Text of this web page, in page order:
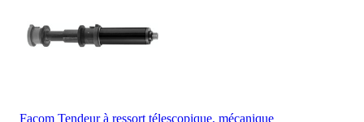
Facom Tendeur à ressort télescopique, mécanique